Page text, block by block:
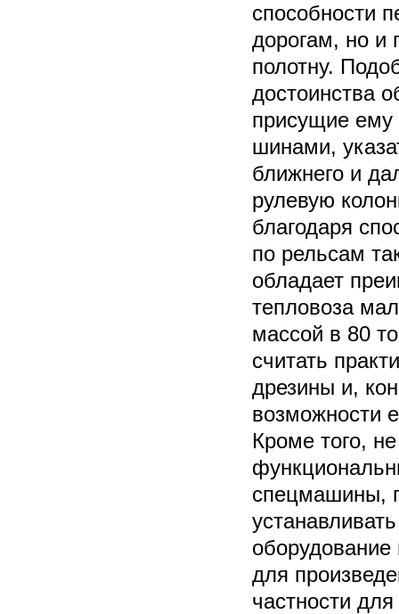
способности
дорогам, но и
полотну.
достоинства
присущие ему
шинами,
ближнего и
рулевую
благодаря
по рельсам
обладает
тепловоза
массой в 80
считать
дрезины и,
возможности
Кроме того,
спецмашины,
оборудование
для
частности